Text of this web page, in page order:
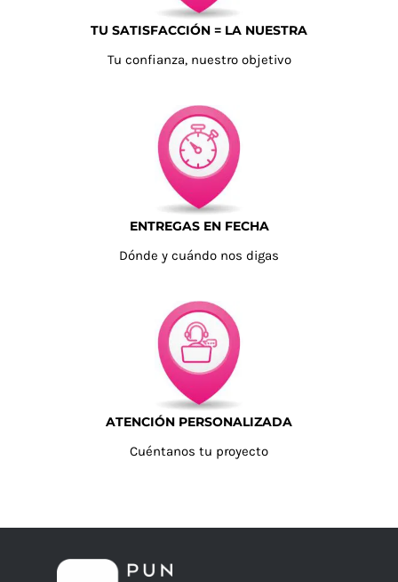
TU SATISFACCIÓN = LA NUESTRA
Tu confianza, nuestro objetivo
ENTREGAS EN FECHA
Dónde y cuándo nos digas
ATENCIÓN PERSONALIZADA
Cuéntanos tu proyecto